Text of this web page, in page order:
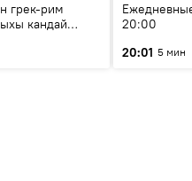
грек-рим
кандай
20:00
20:01 5 мин